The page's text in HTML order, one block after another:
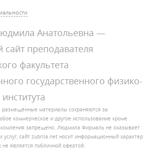
Анатольевна —
преподавателя
факультета
государственного физико-
размещённые материалы сохраняются за
коммерческое и другое использование кроме
запрещено. Людмила Фирмаль не оказывает
услуг, сайт zubrila.net носит информационный характер
не является публичной офертой.